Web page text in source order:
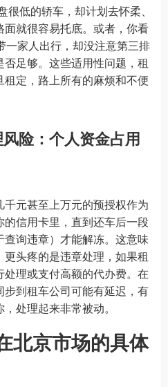
低的轿车，却计划去怀柔、
就很容易托底。或者，你看
家人出行，却没注意第三排
足够。这些适用性问题，租
定，路上所有的麻烦和不便
险：个人资金占用
元甚至上万元的预授权作为
信用卡里，直到还车后一段
询违章）才能解冻。这意味
头疼的是违章处理，如果租
理或支付高额的代办费。在
到租车公司可能有延迟，有
处理起来非常被动。
北京市场的具体